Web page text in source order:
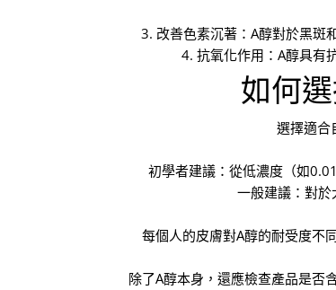
3. 改善色素沉著：A醇對於黑斑
4. 抗氧化作用：A醇具有
如何
選擇適合
初學者建議：從低濃度（如
一般建議：對於
每個人的皮膚對A醇的耐受度不
除了A醇本身，還應檢查產品是否